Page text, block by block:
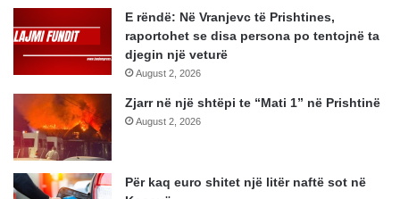
E rëndë: Në Vranjevc të Prishtines,
raportohet se disa persona po tentojnë ta
djegin një veturë
August 2, 2026
Zjarr në një shtëpi te “Mati 1” në Prishtinë
August 2, 2026
Për kaq euro shitet një litër naftë sot në